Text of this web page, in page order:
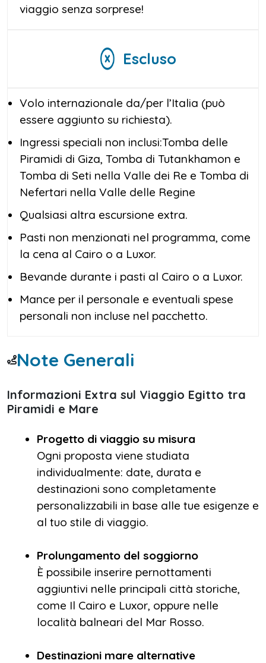
viaggio senza sorprese!
Escluso
Volo internazionale da/per l’Italia (può
essere aggiunto su richiesta).
Ingressi speciali non inclusi:Tomba delle
Piramidi di Giza, Tomba di Tutankhamon e
Tomba di Seti nella Valle dei Re e Tomba di
Nefertari nella Valle delle Regine
Qualsiasi altra escursione extra.
Pasti non menzionati nel programma, come
la cena al Cairo o a Luxor.
Bevande durante i pasti al Cairo o a Luxor.
Mance per il personale e eventuali spese
personali non incluse nel pacchetto.
Note Generali
Informazioni Extra sul Viaggio Egitto tra
Piramidi e Mare
Progetto di viaggio su misura
Ogni proposta viene studiata
individualmente: date, durata e
destinazioni sono completamente
personalizzabili in base alle tue esigenze e
al tuo stile di viaggio.
Prolungamento del soggiorno
È possibile inserire pernottamenti
aggiuntivi nelle principali città storiche,
come Il Cairo e Luxor, oppure nelle
località balneari del Mar Rosso.
Destinazioni mare alternative